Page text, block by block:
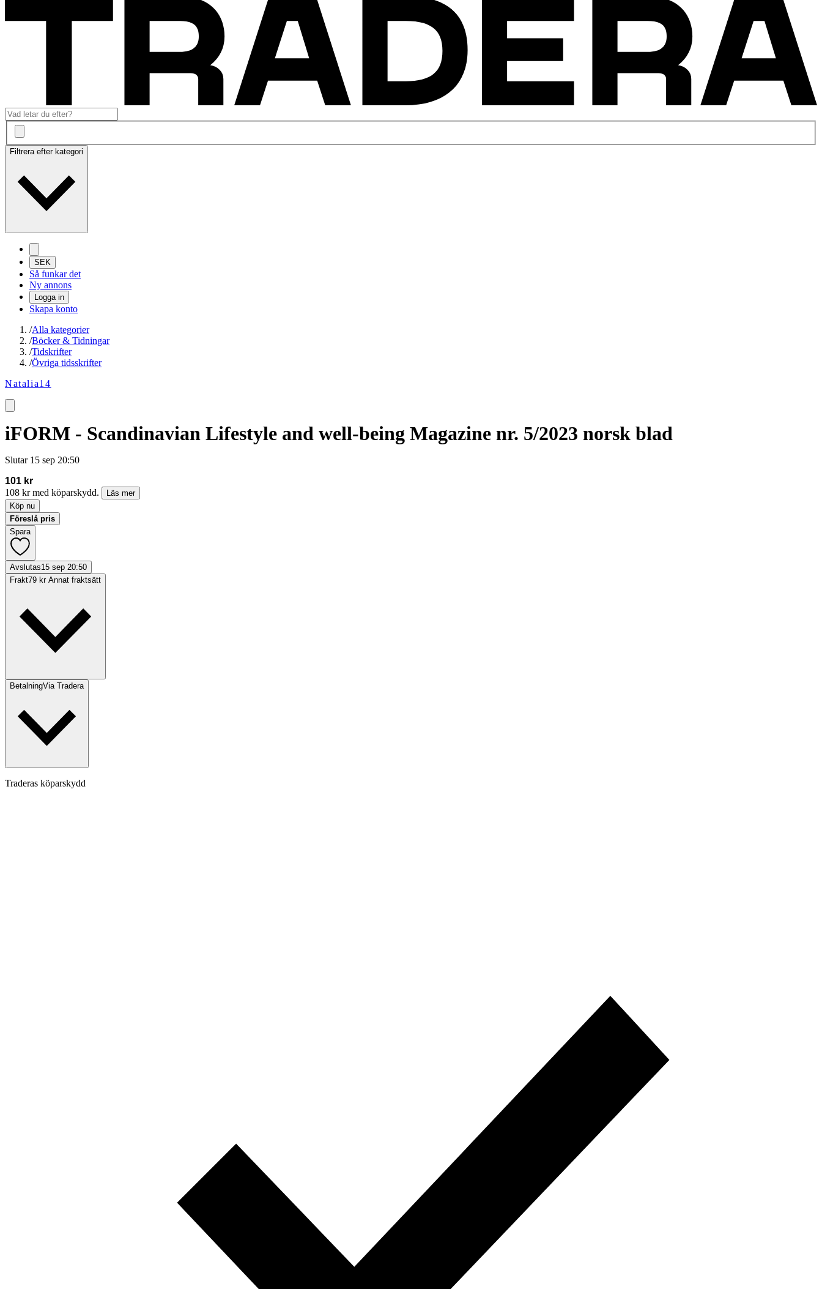
Filtrera efter kategori
SEK
Så funkar det
Ny annons
Logga in
Skapa konto
/Alla kategorier
/Böcker & Tidningar
/Tidskrifter
/Övriga tidsskrifter
Natalia14
iFORM - Scandinavian Lifestyle and well-being Magazine nr. 5/2023 norsk blad
Slutar 15 sep 20:50
101 kr
108 kr med köparskydd.
Läs mer
Köp nu
Föreslå pris
Spara
Avslutas15 sep 20:50
Frakt79 kr Annat fraktsätt
BetalningVia Tradera
Traderas köparskydd